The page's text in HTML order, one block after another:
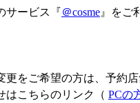
サービス『＠cosme 』をご
更をご希望の方は、予約
はこちらのリンク（ PCの